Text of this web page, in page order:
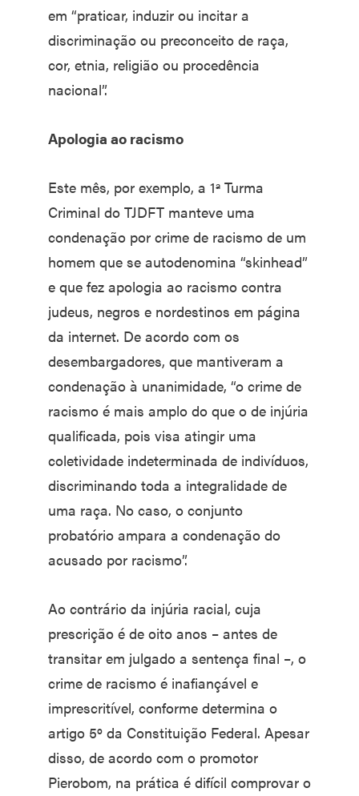
em “praticar, induzir ou incitar a
discriminação ou preconceito de raça,
cor, etnia, religião ou procedência
nacional”.
Apologia ao racismo
Este mês, por exemplo, a 1ª Turma
Criminal do TJDFT manteve uma
condenação por crime de racismo de um
homem que se autodenomina “skinhead”
e que fez apologia ao racismo contra
judeus, negros e nordestinos em página
da internet. De acordo com os
desembargadores, que mantiveram a
condenação à unanimidade, “o crime de
racismo é mais amplo do que o de injúria
qualificada, pois visa atingir uma
coletividade indeterminada de indivíduos,
discriminando toda a integralidade de
uma raça. No caso, o conjunto
probatório ampara a condenação do
acusado por racismo”.
Ao contrário da injúria racial, cuja
prescrição é de oito anos – antes de
transitar em julgado a sentença final –, o
crime de racismo é inafiançável e
imprescritível, conforme determina o
artigo 5º da Constituição Federal. Apesar
disso, de acordo com o promotor
Pierobom, na prática é difícil comprovar o